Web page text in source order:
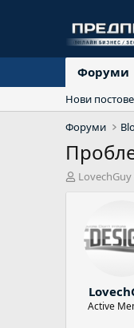
Форуми
Нови постове
Форуми
АLovechGuy
Active